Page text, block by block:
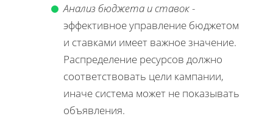
Анализ бюджета и ставок-
эффективное управление бюджетом
и ставками имеет важное значение.
Распределение ресурсов должно
соответствовать цели кампании,
иначе система может не показывать
объявления.